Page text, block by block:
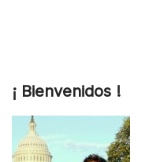
¡ Bienvenidos !